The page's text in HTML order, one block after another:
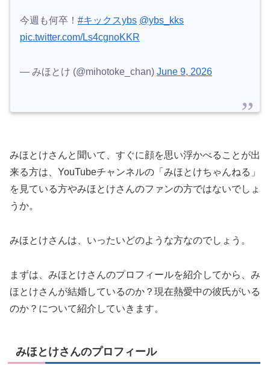
今週も何卒！ #キックスybs @ybs_kks
pic.twitter.com/Ls4cgnoKKR
— みほとけ (@mihotoke_chan) June 9, 2026
みほとけさんと聞いて、すぐに顔を思い浮かべることが出
来る方は、YouTubeチャンネルの「みほとけちゃんねる」
を見ている方やみほとけさんのファンの方ではないでしょ
うか。
みほとけさんは、いったいどのような方なのでしょう。
まずは、みほとけさんのプロフィールを紹介してから、み
ほとけさんが結婚しているのか？現在熱愛中の彼氏がいる
のか？について紹介していきます。
みほとけさんのプロフィール